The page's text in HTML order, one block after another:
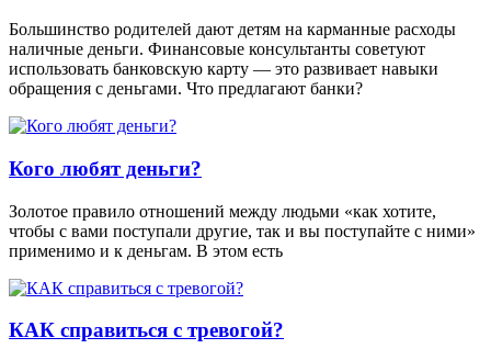
Большинство родителей дают детям на карманные расходы
наличные деньги. Финансовые консультанты советуют
использовать банковскую карту — это развивает навыки
обращения с деньгами. Что предлагают банки?
Кого любят деньги?
Золотое правило отношений между людьми «как хотите,
чтобы с вами поступали другие, так и вы поступайте с ними»
применимо и к деньгам. В этом есть
КАК справиться с тревогой?